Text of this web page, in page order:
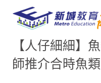
【人仔細細】
師推介合時魚類